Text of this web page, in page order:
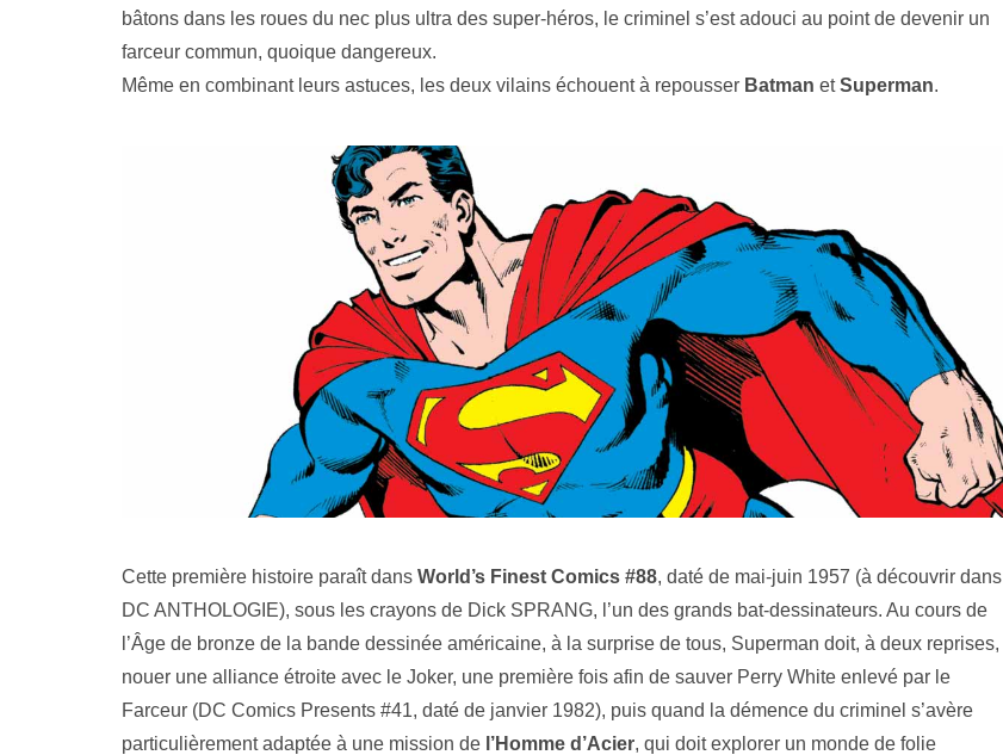
bâtons dans les roues du nec plus ultra des super-héros, le criminel s’est adouci au point de devenir un
farceur commun, quoique dangereux.
Même en combinant leurs astuces, les deux vilains échouent à repousser Batman etSuperman.
Cette première histoire paraît dans World’s Finest Comics #88, daté de mai-juin 1957 (à découvrir dans
DC ANTHOLOGIE), sous les crayons de Dick SPRANG, l’un des grands bat-dessinateurs. Au cours de
l’Âge de bronze de la bande dessinée américaine, à la surprise de tous, Superman doit, à deux reprises,
nouer une alliance étroite avec le Joker, une première fois afin de sauver Perry White enlevé par le
Farceur (DC Comics Presents #41, daté de janvier 1982), puis quand la démence du criminel s’avère
particulièrement adaptée à une mission de l’Homme d’Acier, qui doit explorer un monde de folie